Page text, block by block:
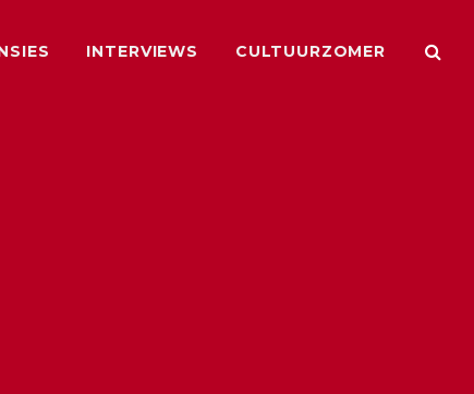
INTERVIEWS CULTUURZOMER